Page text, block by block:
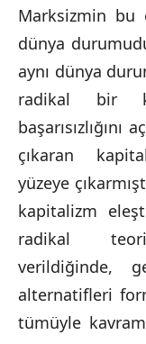
Marksizmin
dünya
aynı dünya
radikal bir
çıkaran
yüzeye
kapitalizm
radikal
verildiğinde,
alternatifleri
tümüyle